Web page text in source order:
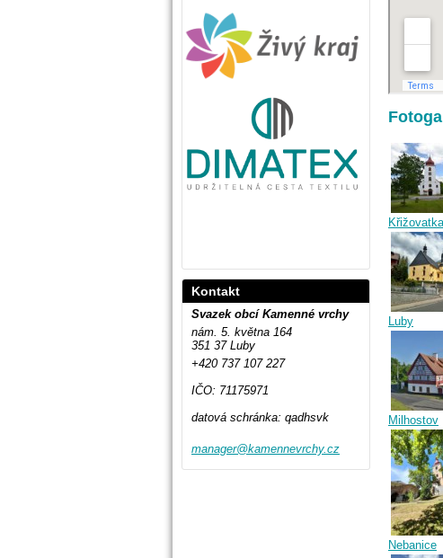
Křižovatka
Luby
Milhostov
Nebanice
Kontakt
Svazek obcí Kamenné vrchy
nám. 5. května 164
351 37 Luby
+420 737 107 227
IČO: 71175971
datová schránka: qadhsvk
manager@kamennevrchy.cz